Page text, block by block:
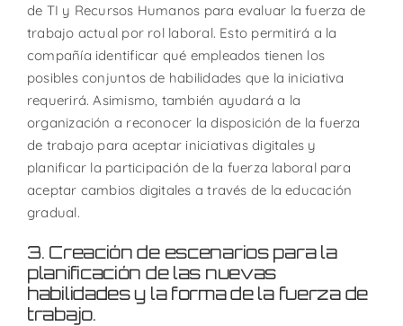
de TI y Recursos Humanos para evaluar la fuerza de
trabajo actual por rol laboral. Esto permitirá a la
compañía identificar qué empleados tienen los
posibles conjuntos de habilidades que la iniciativa
requerirá. Asimismo, también ayudará a la
organización a reconocer la disposición de la fuerza
de trabajo para aceptar iniciativas digitales y
planificar la participación de la fuerza laboral para
aceptar cambios digitales a través de la educación
gradual.
3. Creación de escenarios para la
planificación de las nuevas
habilidades y la forma de la fuerza de
trabajo.